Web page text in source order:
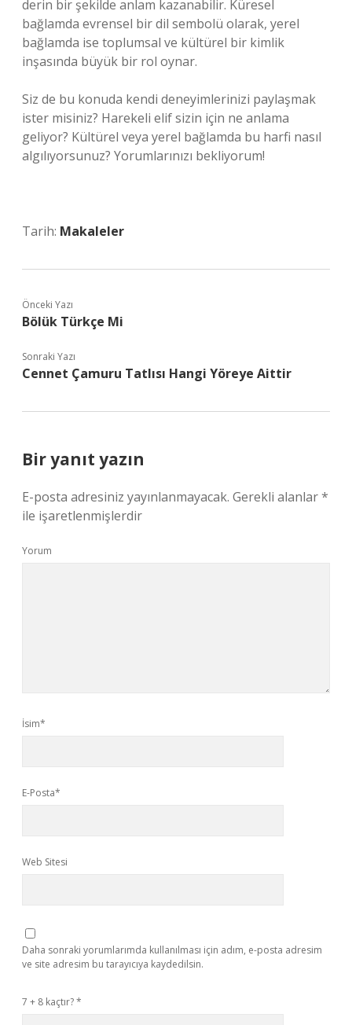
derin bir şekilde anlam kazanabilir. Küresel
bağlamda evrensel bir dil sembolü olarak, yerel
bağlamda ise toplumsal ve kültürel bir kimlik
inşasında büyük bir rol oynar.
Siz de bu konuda kendi deneyimlerinizi paylaşmak
ister misiniz? Harekeli elif sizin için ne anlama
geliyor? Kültürel veya yerel bağlamda bu harfi nasıl
algılıyorsunuz? Yorumlarınızı bekliyorum!
Tarih: Makaleler
Önceki Yazı
Bölük Türkçe Mi
Sonraki Yazı
Cennet Çamuru Tatlısı Hangi Yöreye Aittir
Bir yanıt yazın
E-posta adresiniz yayınlanmayacak. Gerekli alanlar*
ile işaretlenmişlerdir
Yorum
İsim*
E-Posta*
Web Sitesi
Daha sonraki yorumlarımda kullanılması için adım, e-posta adresim
ve site adresim bu tarayıcıya kaydedilsin.
7 + 8 kaçtır?*